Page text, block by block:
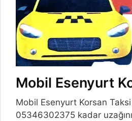
Mobil Esenyurt
Mobil Esenyurt Korsan
05346302375 kadar